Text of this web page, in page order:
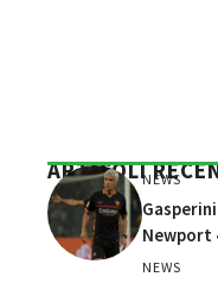
ARTICOLINEWS
Newport
NEWS